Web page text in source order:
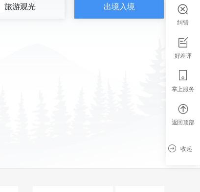
旅游观光 出境入境
纠错
好差评
掌上服务
返回顶部
收起